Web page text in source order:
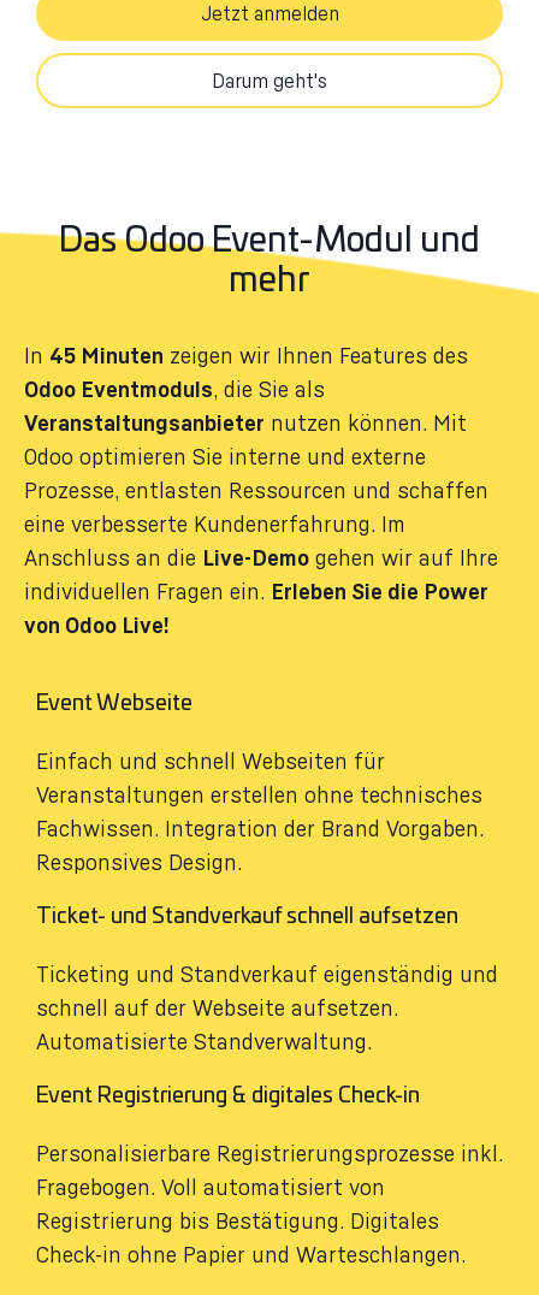
Jetzt anmelden
Darum geht's
Das Odoo Event-Modul und
mehr
In 45 Minuten zeigen wir Ihnen Features des
Odoo Eventmoduls, die Sie als
Veranstaltungsanbieter nutzen können. Mit
Odoo optimieren Sie interne und externe
Prozesse, entlasten Ressourcen und schaffen
eine verbesserte Kundenerfahrung. Im
Anschluss an die Live-Demo gehen wir auf Ihre
individuellen Fragen ein. Erleben Sie die Power
von Odoo Live!
Event Webseite
Einfach und schnell Webseiten für
Veranstaltungen erstellen ohne technisches
Fachwissen. Integration der Brand Vorgaben.
Responsives Design.
Ticket- und Standverkauf schnell aufsetzen
Ticketing und Standverkauf eigenständig und
schnell auf der Webseite aufsetzen.
Automatisierte Standverwaltung.
Event Registrierung & digitales Check-in
Personalisierbare Registrierungsprozesse inkl.
Fragebogen. Voll automatisiert von
Registrierung bis Bestätigung. Digitales
Check-in ohne Papier und Warteschlangen.